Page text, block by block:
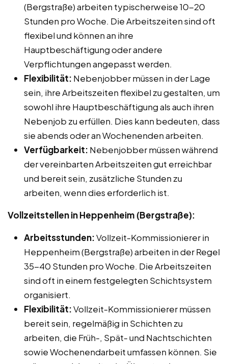
(Bergstraße) arbeiten typischerweise 10-20
Stunden pro Woche. Die Arbeitszeiten sind oft
flexibel und können an ihre
Hauptbeschäftigung oder andere
Verpflichtungen angepasst werden.
Flexibilität: Nebenjobber müssen in der Lage
sein, ihre Arbeitszeiten flexibel zu gestalten, um
sowohl ihre Hauptbeschäftigung als auch ihren
Nebenjob zu erfüllen. Dies kann bedeuten, dass
sie abends oder an Wochenenden arbeiten.
Verfügbarkeit: Nebenjobber müssen während
der vereinbarten Arbeitszeiten gut erreichbar
und bereit sein, zusätzliche Stunden zu
arbeiten, wenn dies erforderlich ist.
Vollzeitstellen in Heppenheim (Bergstraße):
Arbeitsstunden:Vollzeit-Kommissionierer in
Heppenheim (Bergstraße) arbeiten in der Regel
35-40 Stunden pro Woche. Die Arbeitszeiten
sind oft in einem festgelegten Schichtsystem
organisiert.
Flexibilität:Vollzeit-Kommissionierer müssen
bereit sein, regelmäßig in Schichten zu
arbeiten, die Früh-, Spät- und Nachtschichten
sowie Wochenendarbeit umfassen können. Sie